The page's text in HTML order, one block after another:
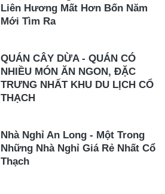
Liên Hương Mất Hơn Bốn Năm
Mới Tìm Ra
QUÁN CÂY DỪA - QUÁN CÓ
NHIỀU MÓN ĂN NGON, ĐẶC
TRƯNG NHẤT KHU DU LỊCH CỔ
THẠCH
Nhà Nghỉ An Long - Một Trong
Những Nhà Nghỉ Giá Rẻ Nhất Cổ
Thạch